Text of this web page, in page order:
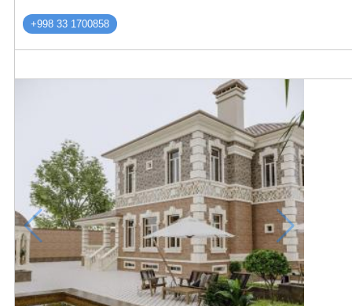
+998 33 1700858